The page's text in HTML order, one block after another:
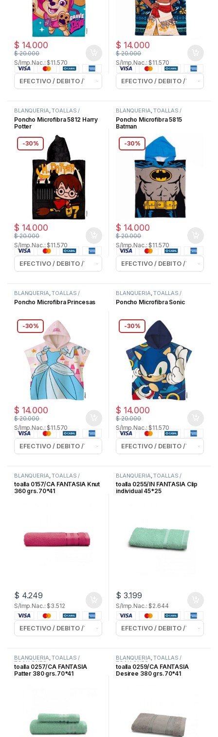
$ 14.000
$20.000
S/Imp.Nac.: $11.570
$ 14.000
$20.000
S/Imp.Nac.: $11.570
BLANQUERIA,TOALLAS /
TOALLONES
Poncho Microfibra 5812 Harry
Potter
-30%
$ 14.000
$20.000
S/Imp.Nac.: $11.570
BLANQUERIA,TOALLAS /
TOALLONES
Poncho Microfibra 5815
Batman
-30%
$ 14.000
$20.000
S/Imp.Nac.: $11.570
BLANQUERIA,TOALLAS /
TOALLONES
Poncho Microfibra Princesas
-30%
$ 14.000
$20.000
S/Imp.Nac.: $11.570
BLANQUERIA,TOALLAS /
TOALLONES
Poncho Microfibra Sonic
-30%
$ 14.000
$20.000
S/Imp.Nac.: $11.570
BLANQUERIA ,TOALLAS /
TOALLONES
toalla 0157/CA FANTASIA Knut
360 grs.70*41
$ 4.249
S/Imp.Nac.: $3.512
BLANQUERIA ,TOALLAS /
TOALLONES
toalla 0255/IN FANTASIA Clip
individual 45*25
$ 3.199
S/Imp.Nac.: $2.644
BLANQUERIA,TOALLAS /
TOALLONES
toalla 0257/CA FANTASIA
Patter 380 grs.70*41
BLANQUERIA,TOALLAS /
TOALLONES
toalla 0259/CA FANTASIA
Desiree 380 grs.70*41